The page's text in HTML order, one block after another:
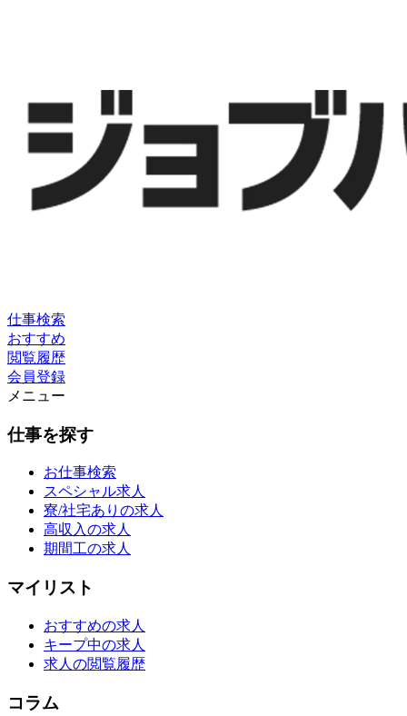
仕事検索
おすすめ
閲覧履歴
会員登録
メニュー
仕事を探す
お仕事検索
スペシャル求人
寮/社宅ありの求人
高収入の求人
期間工の求人
マイリスト
おすすめの求人
キープ中の求人
求人の閲覧履歴
コラム